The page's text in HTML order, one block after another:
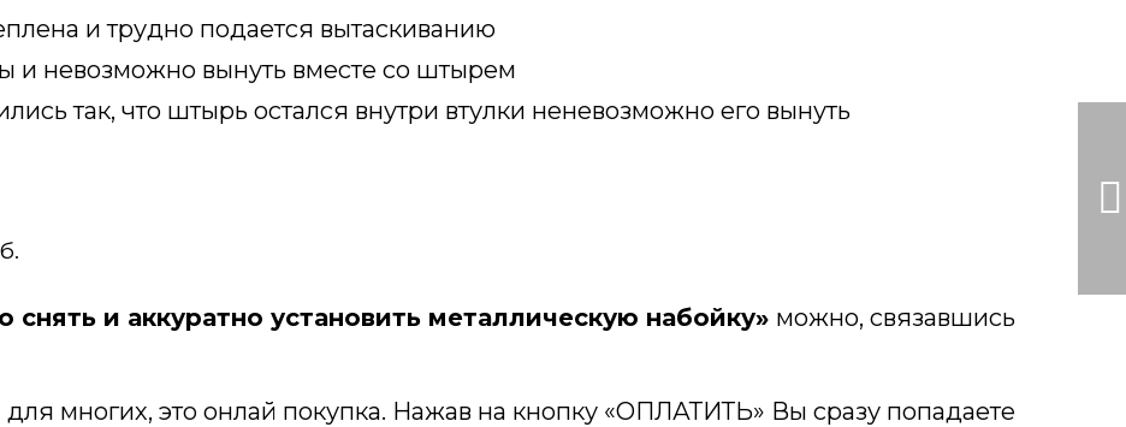
и трудно подается вытаскиванию
невозможно вынуть вместе со штырем
так, что штырь остался внутри втулки неневозможно его вынуть
снять и аккуратно установить металлическую набойку» можно, связавшись
многих, это онлай покупка. Нажав на кнопку «ОПЛАТИТЬ» Вы сразу попадаете